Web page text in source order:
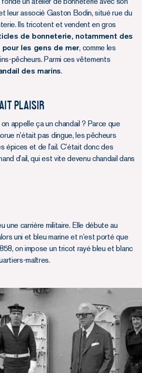
leur associé Gaston Bodin, situé rue du
Ils tricotent et vendent en gros
de bonneterie, notamment des
les gens de mer, comme les
pêcheurs. Parmi ces vêtements
des marins.
plaisir
appelle ça un chandail ? Parce que
n’était pas dingue, les pêcheurs
épices et de l’ail. C’était donc des
d’ail, qui est vite devenu chandail dans
une carrière militaire. Elle débute au
uni et bleu marine et n’est porté que
on impose un tricot rayé bleu et blanc
maîtres.